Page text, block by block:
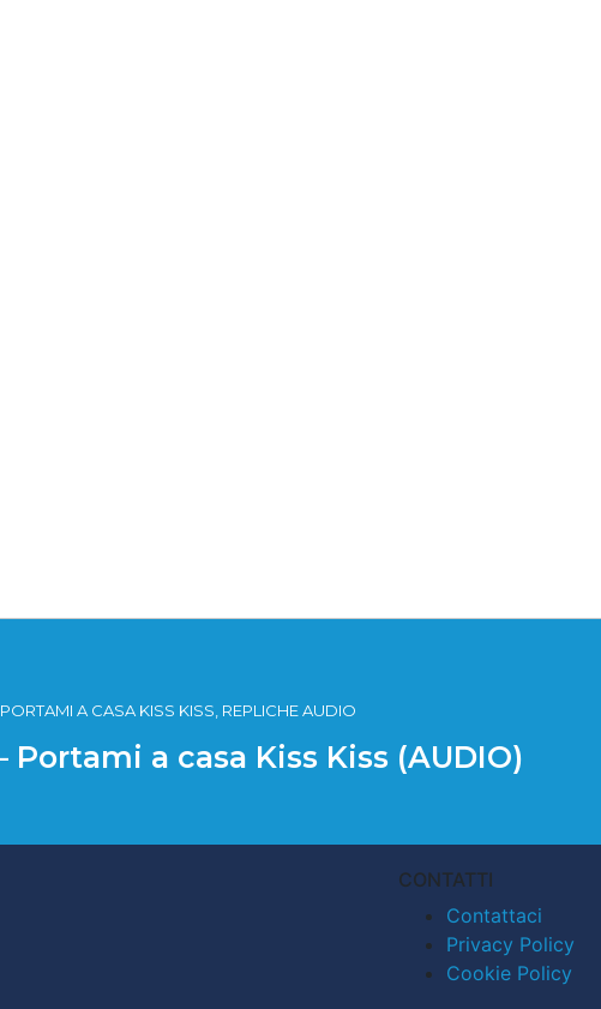
A CASA KISS KISS, REPLICHE AUDIO
Portami a casa Kiss Kiss (AUDIO)
CONTATTI
Contattaci
Privacy Policy
Cookie Policy